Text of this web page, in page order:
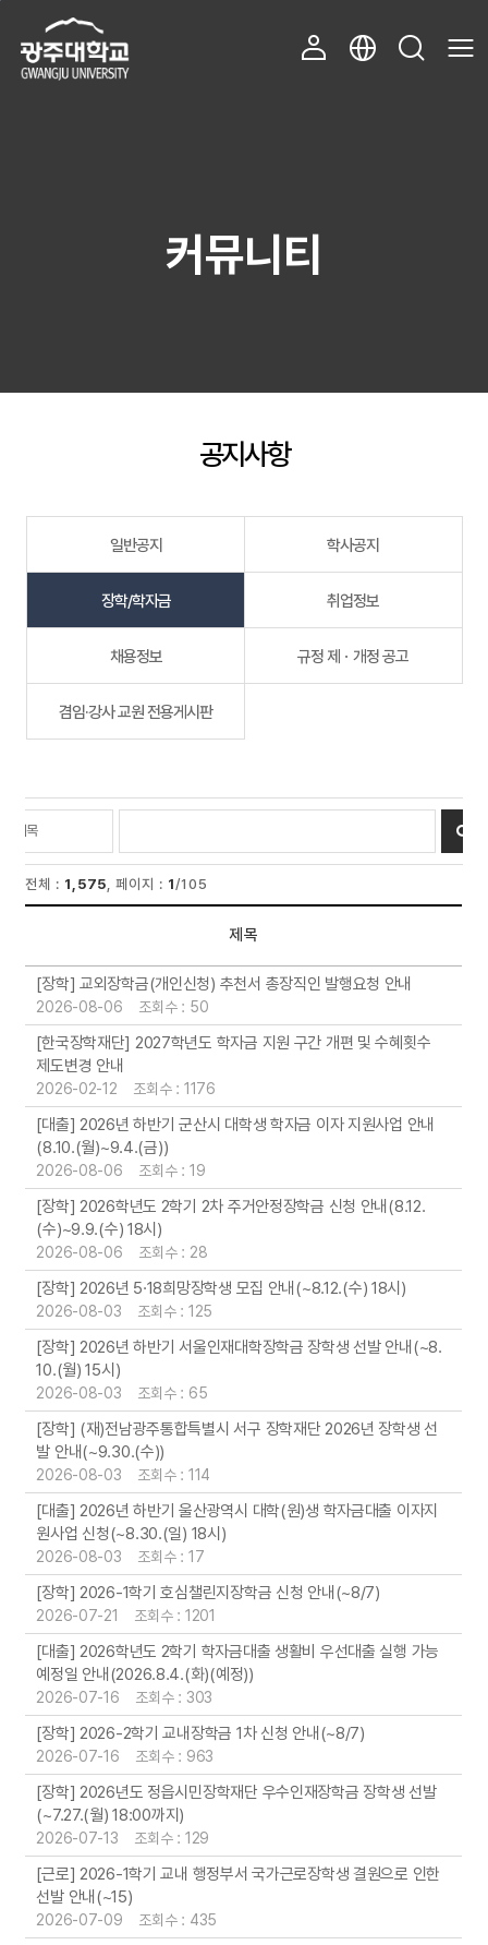
커뮤니티
공지사항
일반공지 학사공지
장학/학자금 취업정보
채용정보 규정 제ㆍ개정 공고
겸임·강사 교원 전용게시판
전체 : 1,575, 페이지 : 1/105
제목
[장학] 교외장학금(개인신청) 추천서 총장직인 발행요청 안내
2026-08-06 조회수 : 50
[한국장학재단] 2027학년도 학자금 지원 구간 개편 및 수혜횟수
제도변경 안내
2026-02-12 조회수 : 1176
[대출] 2026년 하반기 군산시 대학생 학자금 이자 지원사업 안내
(8.10.(월)~9.4.(금))
2026-08-06 조회수 : 19
[장학] 2026학년도 2학기 2차 주거안정장학금 신청 안내(8.12.
(수)~9.9.(수) 18시)
2026-08-06 조회수 : 28
[장학] 2026년 5·18희망장학생 모집 안내(~8.12.(수) 18시)
2026-08-03 조회수 : 125
[장학] 2026년 하반기 서울인재대학장학금 장학생 선발 안내(~8.
10.(월) 15시)
2026-08-03 조회수 : 65
[장학] (재)전남광주통합특별시 서구 장학재단 2026년 장학생 선
발 안내(~9.30.(수))
2026-08-03 조회수 : 114
[대출] 2026년 하반기 울산광역시 대학(원)생 학자금대출 이자지
원사업 신청(~8.30.(일) 18시)
2026-08-03 조회수 : 17
[장학] 2026-1학기 호심챌린지장학금 신청 안내(~8/7)
2026-07-21 조회수 : 1201
[대출] 2026학년도 2학기 학자금대출 생활비 우선대출 실행 가능
예정일 안내(2026.8.4.(화)(예정))
2026-07-16 조회수 : 303
[장학] 2026-2학기 교내장학금 1차 신청 안내(~8/7)
2026-07-16 조회수 : 963
[장학] 2026년도 정읍시민장학재단 우수인재장학금 장학생 선발
(~7.27.(월) 18:00까지)
2026-07-13 조회수 : 129
[근로] 2026-1학기 교내 행정부서 국가근로장학생 결원으로 인한
선발 안내(~15)
2026-07-09 조회수 : 435